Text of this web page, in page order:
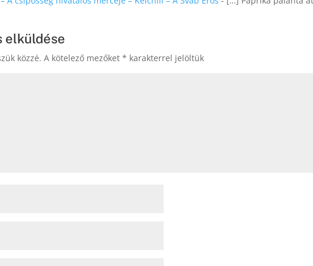
elküldése
közzé. A kötelező mezőket * karakterrel jelöltük